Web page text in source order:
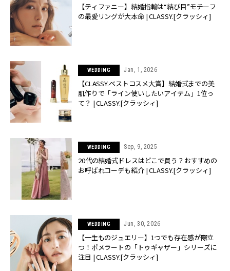
【ティファニー】結婚指輪は“結び目”モチーフ
の最愛リングが大本命 | CLASSY.[クラッシィ]
WEDDING Jan, 1, 2026
【CLASSY.ベストコスメ大賞】結婚式までの美
肌作りで「ライン使いしたいアイテム」1位っ
て？ | CLASSY.[クラッシィ]
WEDDING Sep, 9, 2025
20代の結婚式ドレスはどこで買う？おすすめの
お呼ばれコーデも紹介 | CLASSY.[クラッシィ]
WEDDING Jun, 30, 2026
【一生ものジュエリー】1つでも存在感が際立
つ！ポメラートの「トゥギャザー」シリーズに
注目 | CLASSY.[クラッシィ]